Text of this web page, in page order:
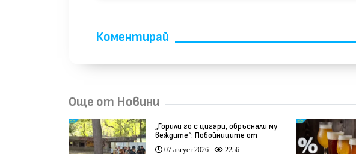
Коментирай
Още от Новини
„Горили го с цигари, обръснали му
веждите“: Побойниците от
Пловдив остават в ареста (видео)
07 август 2026 2256